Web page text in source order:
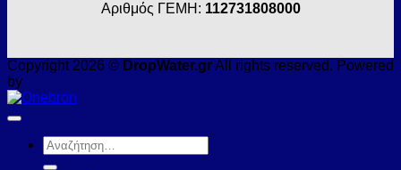
Αριθμός ΓΕΜΗ: 112731808000
Copyright 2026 © DropWater.grAll rights reserved. Powered
by
Αναζήτηση
για: